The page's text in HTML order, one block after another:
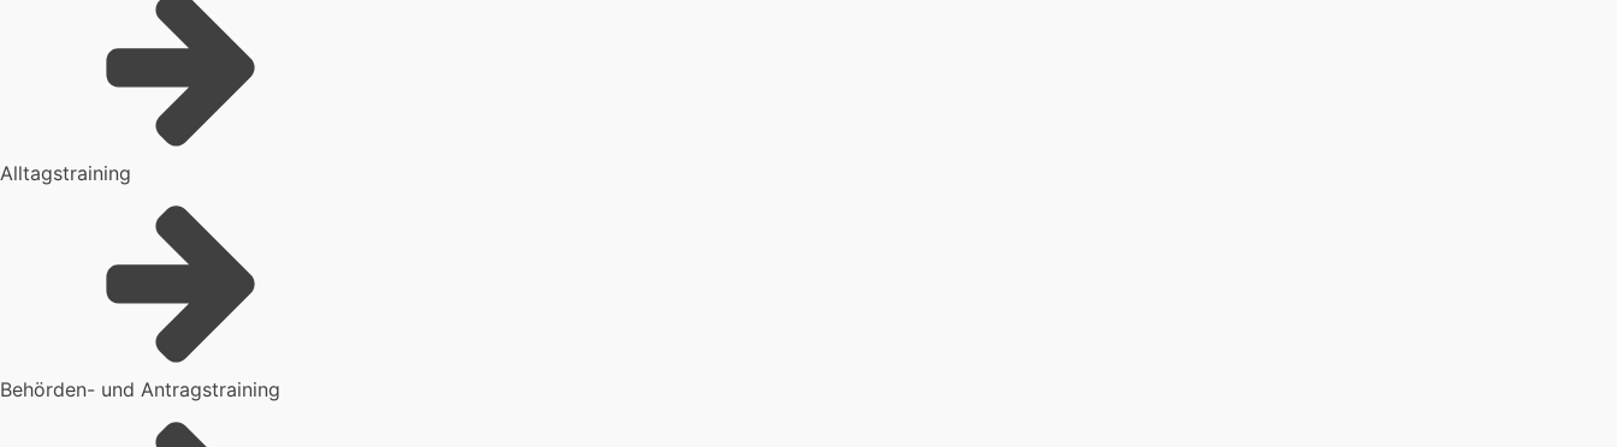
Alltagstraining
Behörden- und Antragstraining